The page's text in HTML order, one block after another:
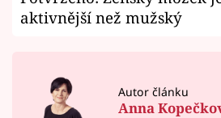
aktivnější než mužský
Autor článku
Anna